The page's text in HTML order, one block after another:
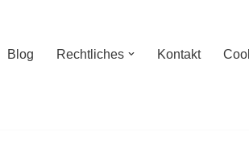
Blog Rechtliches Kontakt